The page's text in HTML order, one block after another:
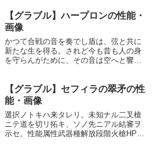
属性武器種解放段階水杖HP攻撃力
MAXLv175132575...
【グラブル】ハープロンの性能・
画像
かつて合戦の音を奏でし盾は、弦と共に
新たな生を得る。されど今も昔も人の身
を守らんがために、その音は空へと響き
ララバイ敵に土属性3.5倍ダメージ〔減衰
値1,6...
【グラブル】セフィラの翠矛の性
能・画像
選択ノトキハ来タレリ。未知ナル二叉槍
ニテ道を切リ拓キ、ソノ先ニアル結審ヲ
示セ。性能属性武器種解放段階火槍HP攻